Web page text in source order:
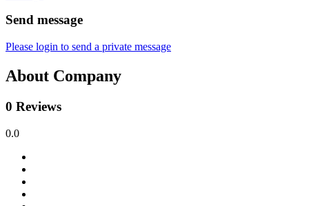
Send message
Please login to send a private message
About Company
0 Reviews
0.0